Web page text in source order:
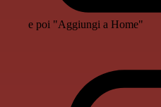
e poi "Aggiungi a Home"